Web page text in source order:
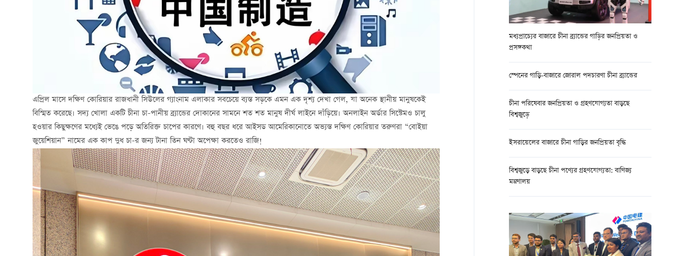
এপ্রিল মাসে দক্ষিণ কোরিয়ার রাজধানী সিউলের গ্যাংনাম এলাকার সবচেয়ে ব্যস্ত সড়কে এমন এক দৃশ্য দেখা গেল, যা অনেক স্থানীয় মানুষকেই
বিস্মিত করেছে। সদ্য খোলা একটি চীনা চা-পানীয় ব্র্যান্ডের দোকানের সামনে শত শত মানুষ দীর্ঘ লাইনে দাঁড়িয়ে। অনলাইন অর্ডার সিস্টেমও চালু
হওয়ার কিছুক্ষণের মধ্যেই ভেঙে পড়ে অতিরিক্ত চাপের কারণে। বহু বছর ধরে আইসড আমেরিকানোতে অভ্যস্ত দক্ষিণ কোরিয়ার তরুণরা “বোইয়া
জুয়েশিয়ান” নামের এক কাপ দুধ চা-র জন্য টানা তিন ঘণ্টা অপেক্ষা করতেও রাজি!
মধ্যপ্রাচ্যের বাজারে চীনা ব্র্যান্ডের গাড়ির জনপ্রিয়তা ও
প্রসঙ্গকথা
স্পেনের গাড়ি-বাজারে জোরাল পদচারণা চীনা ব্র্যান্ডের
চীনা পরিষেবার জনপ্রিয়তা ও গ্রহণযোগ্যতা বাড়ছে
বিশ্বজুড়ে
ইসরায়েলের বাজারে চীনা গাড়ির জনপ্রিয়তা বৃদ্ধি
বিশ্বজুড়ে বাড়ছে চীনা পণ্যের গ্রহণযোগ্যতা: বাণিজ্য
মন্ত্রণালয়